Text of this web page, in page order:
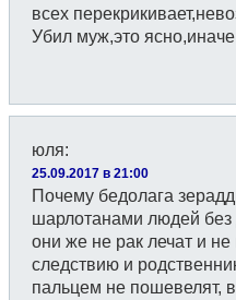
всех
Убил муж,это
юля:
25.09.2017 в 21:00
Почему бедолага
шарлотанами людей без
они же не рак лечат и
следствию и
пальцем не пошевелят,